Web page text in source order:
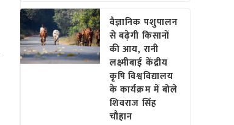
वैज्ञानिक पशुपालन
से बढ़ेगी किसानों
की आय, रानी
लक्ष्मीबाई केंद्रीय
कृषि विश्वविद्यालय
के कार्यक्रम में बोले
शिवराज सिंह
चौहान